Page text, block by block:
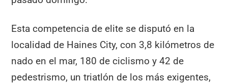
Esta competencia de elite se disputó en la
localidad de Haines City, con 3,8 kilómetros de
nado en el mar, 180 de ciclismo y 42 de
pedestrismo, un triatlón de los más exigentes,